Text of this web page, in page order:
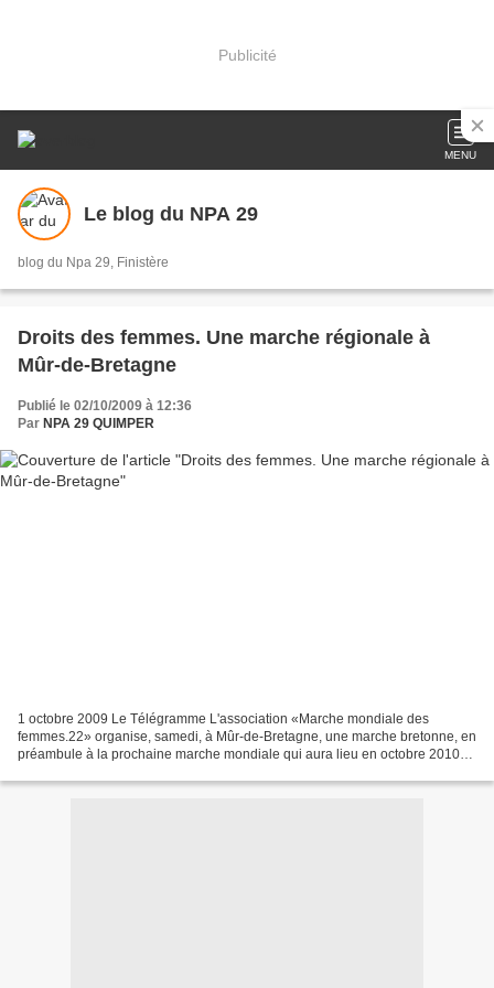
Publicité
MENU
Le blog du NPA 29
blog du Npa 29, Finistère
Droits des femmes. Une marche régionale à
Mûr-de-Bretagne
Publié le 02/10/2009 à 12:36
Par NPA 29 QUIMPER
1 octobre 2009 Le Télégramme L'association «Marche mondiale des
femmes.22» organise, samedi, à Mûr-de-Bretagne, une marche bretonne, en
préambule à la prochaine marche mondiale qui aura lieu en octobre 2010